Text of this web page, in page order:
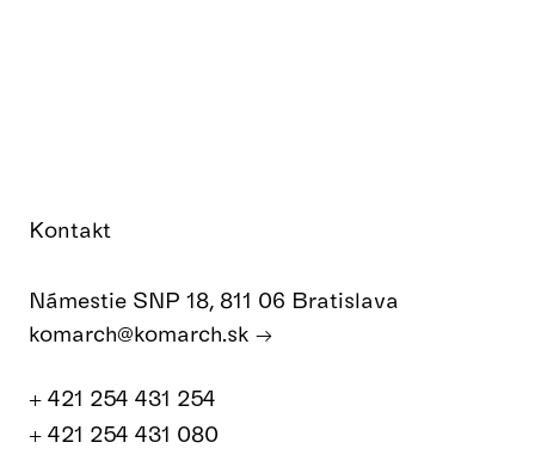
Kontakt
Námestie SNP 18, 811 06 Bratislava
komarch@komarch.sk
+ 421 254 431 254
+ 421 254 431 080